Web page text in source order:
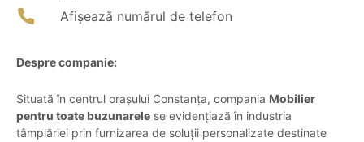
Afișează numărul de telefon
Despre companie:
Situată în centrul orașului Constanța, compania Mobilier
pentru toate buzunarele se evidențiază în industria
tâmplăriei prin furnizarea de soluții personalizate destinate